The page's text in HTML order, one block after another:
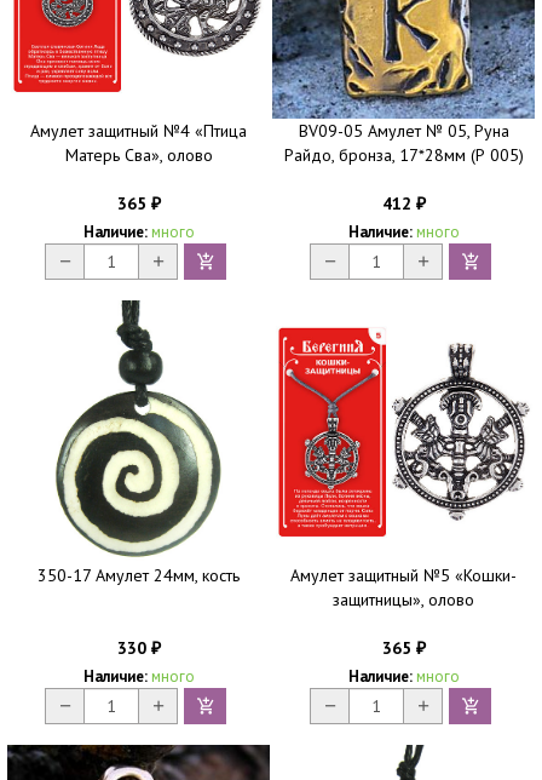
Амулет защитный №4 «Птица
Матерь Сва», олово
365 ₽
Наличие: много
BV09-05 Амулет № 05, Руна
Райдо, бронза, 17*28мм (Р 005)
412 ₽
Наличие: много
350-17 Амулет 24мм, кость
330 ₽
Наличие: много
Амулет защитный №5 «Кошки-
защитницы», олово
365 ₽
Наличие: много